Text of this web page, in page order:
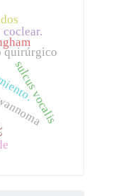
quirúrgico
sulcus vocalis